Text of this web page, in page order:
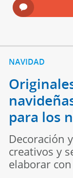
NAVIDAD
para los
Decoración
creativos y
elaborar